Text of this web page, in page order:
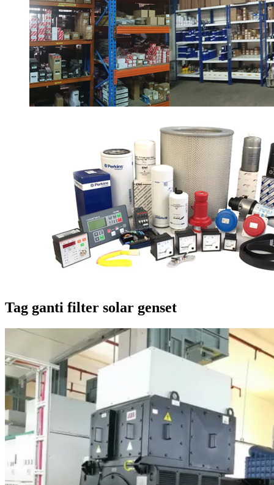
Tag ganti filter solar genset